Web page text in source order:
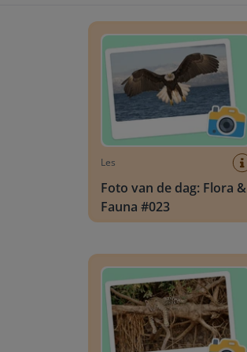
Les
Foto van de dag: Flora &
Fauna #023